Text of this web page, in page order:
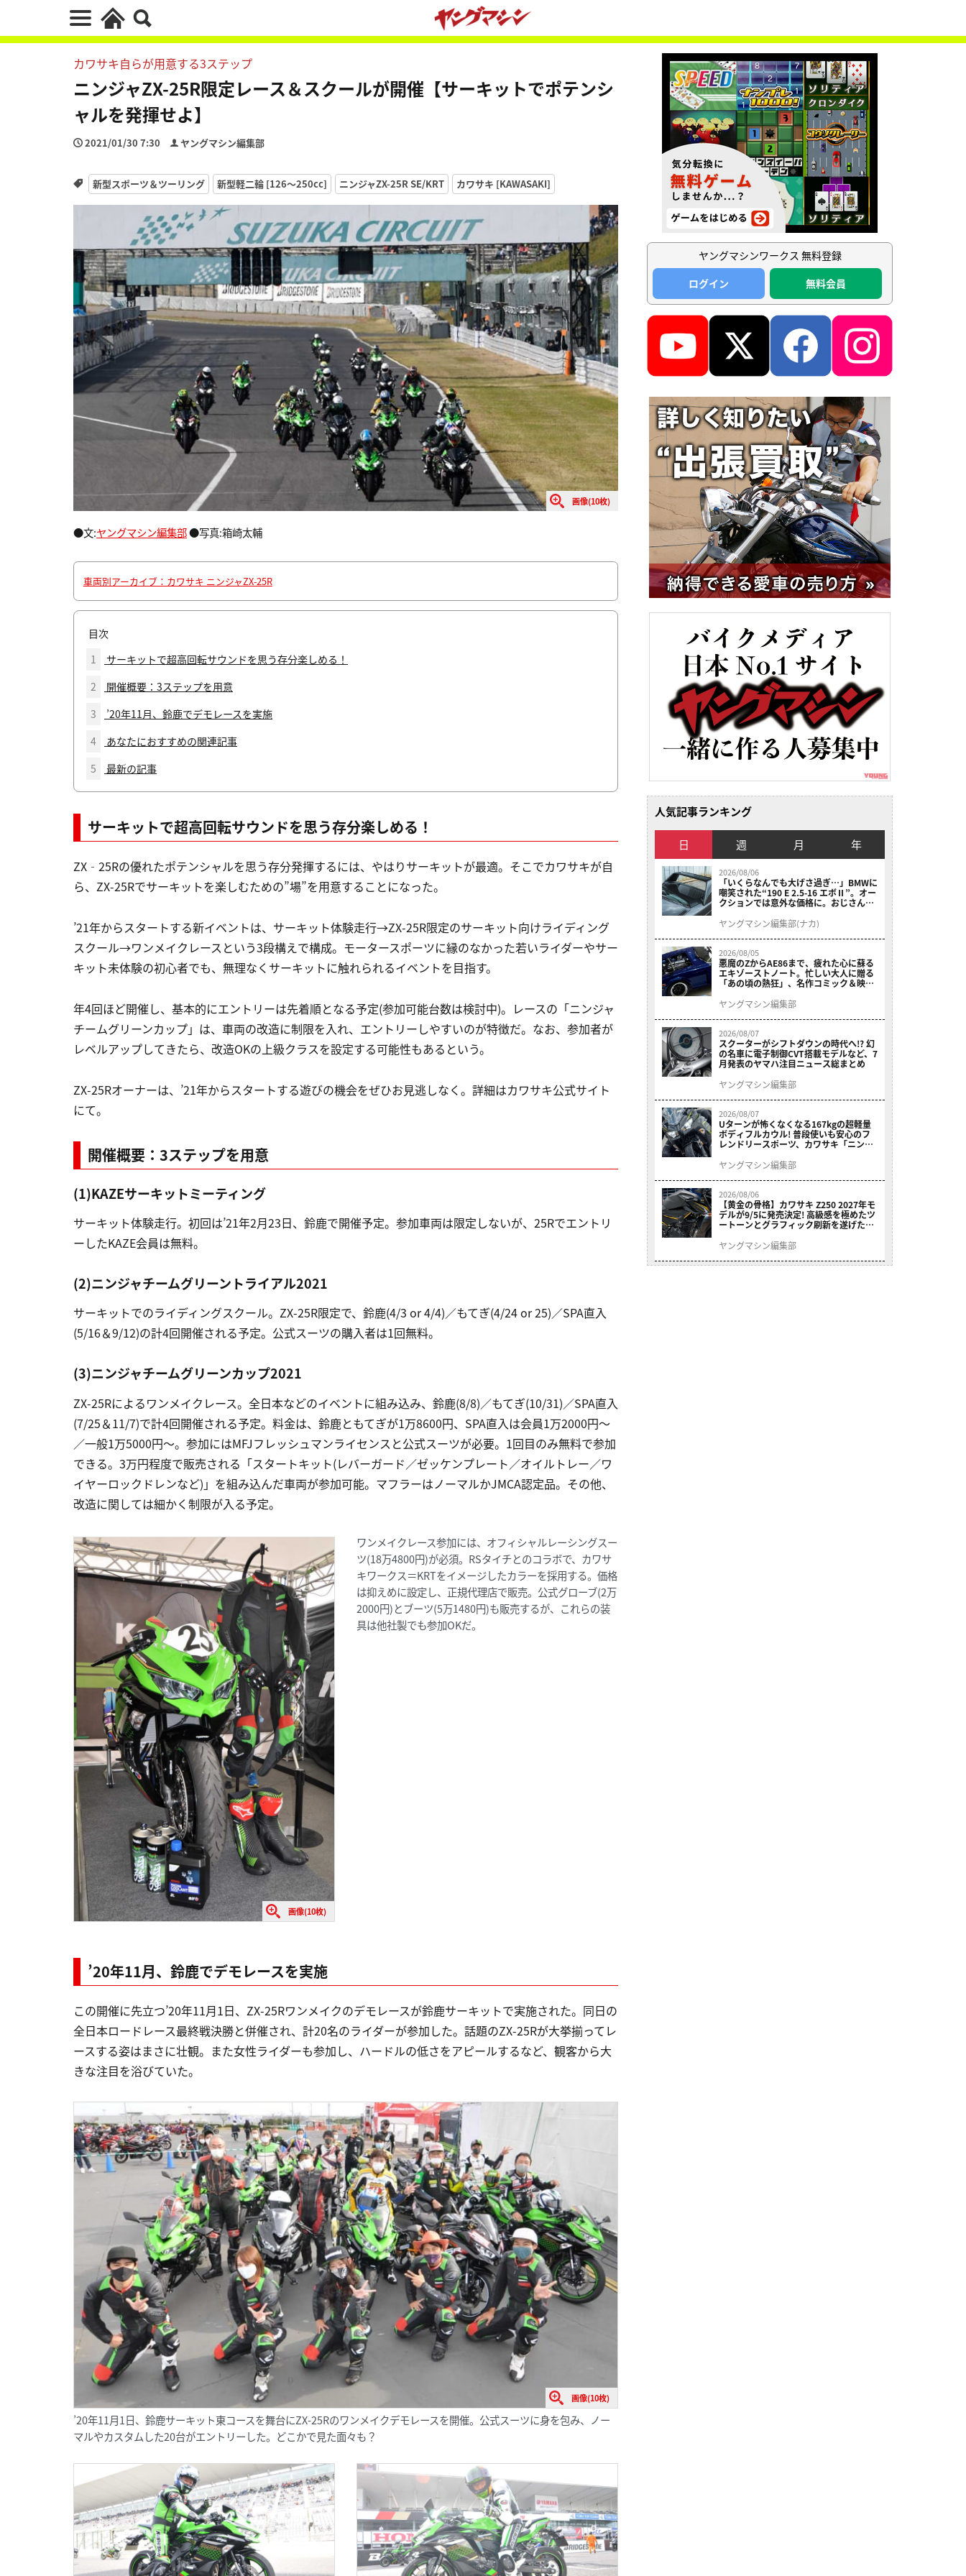
カワサキ自らが用意する3ステップ
ニンジャZX-25R限定レース＆スクールが開催【サーキットでポテンシ
ャルを発揮せよ】
2021/01/30 7:30 ヤングマシン編集部
新型スポーツ＆ツーリング 新型軽二輪 [126〜250cc] ニンジャZX-25R SE/KRT カワサキ [KAWASAKI]
画像(10枚)
●文:ヤングマシン編集部●写真:箱崎太輔
車両別アーカイブ：カワサキ ニンジャZX-25R
目次
1
サーキットで超高回転サウンドを思う存分楽しめる！
2
開催概要：3ステップを用意
3
’20年11月、鈴鹿でデモレースを実施
4
あなたにおすすめの関連記事
5
最新の記事
サーキットで超高回転サウンドを思う存分楽しめる！
ZX‐25Rの優れたポテンシャルを思う存分発揮するには、やはりサーキットが最適。そこでカワサキが自
ら、ZX-25Rでサーキットを楽しむための”場”を用意することになった。
’21年からスタートする新イベントは、サーキット体験走行→ZX-25R限定のサーキット向けライディング
スクール→ワンメイクレースという3段構えで構成。モータースポーツに縁のなかった若いライダーやサー
キット未体験の初心者でも、無理なくサーキットに触れられるイベントを目指す。
年4回ほど開催し、基本的にエントリーは先着順となる予定(参加可能台数は検討中)。レースの「ニンジャ
チームグリーンカップ」は、車両の改造に制限を入れ、エントリーしやすいのが特徴だ。なお、参加者が
レベルアップしてきたら、改造OKの上級クラスを設定する可能性もあるという。
ZX-25Rオーナーは、’21年からスタートする遊びの機会をぜひお見逃しなく。詳細はカワサキ公式サイト
にて。
開催概要：3ステップを用意
(1)KAZEサーキットミーティング
サーキット体験走行。初回は’21年2月23日、鈴鹿で開催予定。参加車両は限定しないが、25Rでエントリ
ーしたKAZE会員は無料。
(2)ニンジャチームグリーントライアル2021
サーキットでのライディングスクール。ZX-25R限定で、鈴鹿(4/3 or 4/4)／もてぎ(4/24 or 25)／SPA直入
(5/16＆9/12)の計4回開催される予定。公式スーツの購入者は1回無料。
(3)ニンジャチームグリーンカップ2021
ZX-25Rによるワンメイクレース。全日本などのイベントに組み込み、鈴鹿(8/8)／もてぎ(10/31)／SPA直入
(7/25＆11/7)で計4回開催される予定。料金は、鈴鹿ともてぎが1万8600円、SPA直入は会員1万2000円～
／一般1万5000円～。参加にはMFJフレッシュマンライセンスと公式スーツが必要。1回目のみ無料で参加
できる。3万円程度で販売される「スタートキット(レバーガード／ゼッケンプレート／オイルトレー／ワ
イヤーロックドレンなど)」を組み込んだ車両が参加可能。マフラーはノーマルかJMCA認定品。その他、
改造に関しては細かく制限が入る予定。
画像(10枚)
ワンメイクレース参加には、オフィシャルレーシングスー
ツ(18万4800円)が必須。RSタイチとのコラボで、カワサ
キワークス＝KRTをイメージしたカラーを採用する。価格
は抑えめに設定し、正規代理店で販売。公式グローブ(2万
2000円)とブーツ(5万1480円)も販売するが、これらの装
具は他社製でも参加OKだ。
’20年11月、鈴鹿でデモレースを実施
この開催に先立つ’20年11月1日、ZX-25Rワンメイクのデモレースが鈴鹿サーキットで実施された。同日の
全日本ロードレース最終戦決勝と併催され、計20名のライダーが参加した。話題のZX-25Rが大挙揃ってレ
ースする姿はまさに壮観。また女性ライダーも参加し、ハードルの低さをアピールするなど、観客から大
きな注目を浴びていた。
画像(10枚)
’20年11月1日、鈴鹿サーキット東コースを舞台にZX-25Rのワンメイクデモレースを開催。公式スーツに身を包み、ノー
マルやカスタムした20台がエントリーした。どこかで見た面々も？
ヤングマシンワークス 無料登録
ログイン
無料会員
人気記事ランキング
日 週 月 年
2026/08/06
「いくらなんでも大げさ過ぎ…」BMWに
嘲笑された“190 E 2.5-16 エボⅡ”。オー
クションでは意外な価格に。おじさん達
ヤングマシン編集部(ナカ)
2026/08/05
悪魔のZからAE86まで、疲れた心に蘇る
エキゾーストノート。忙しい大人に贈る
「あの頃の熱狂」、名作コミック＆映画
結！
ヤングマシン編集部
2026/08/07
スクーターがシフトダウンの時代へ!? 幻
の名車に電子制御CVT搭載モデルなど、7
月発表のヤマハ注目ニュース総まとめ
ヤングマシン編集部
2026/08/07
Uターンが怖くなくなる167kgの超軽量
ボディフルカウル! 普段使いも安心のフ
レンドリースポーツ、カワサキ「ニンジ
9/5発売
ヤングマシン編集部
2026/08/06
【黄金の骨格】カワサキ Z250 2027年モ
デルが9/5に発売決定! 高級感を極めたツ
ートーンとグラフィック刷新を遂げた本
ヤングマシン編集部